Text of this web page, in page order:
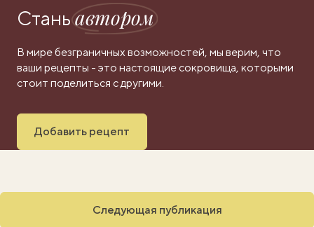
Станьавтором
В мире безграничных возможностей, мы верим, что
ваши рецепты - это настоящие сокровища, которыми
стоит поделиться с другими.
Добавить рецепт
Следующая публикация